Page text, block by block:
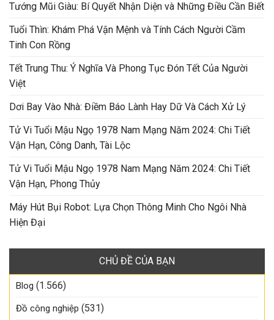
Tướng Mũi Giàu: Bí Quyết Nhận Diện và Những Điều Cần Biết
Tuổi Thìn: Khám Phá Vận Mệnh và Tính Cách Người Cầm
Tinh Con Rồng
Tết Trung Thu: Ý Nghĩa Và Phong Tục Đón Tết Của Người
Việt
Dơi Bay Vào Nhà: Điềm Báo Lành Hay Dữ Và Cách Xử Lý
Tử Vi Tuổi Mậu Ngọ 1978 Nam Mạng Năm 2024: Chi Tiết
Vận Hạn, Công Danh, Tài Lộc
Tử Vi Tuổi Mậu Ngọ 1978 Nam Mạng Năm 2024: Chi Tiết
Vận Hạn, Phong Thủy
Máy Hút Bụi Robot: Lựa Chọn Thông Minh Cho Ngôi Nhà
Hiện Đại
CHỦ ĐỀ CỦA BẠN
Blog (1.566)
Đồ công nghiệp (531)